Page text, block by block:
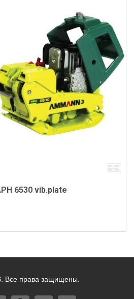
6530 vib.plate
Все права защищены.